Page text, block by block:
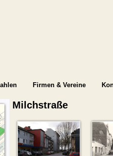
Firmen & Vereine
Milchstraße